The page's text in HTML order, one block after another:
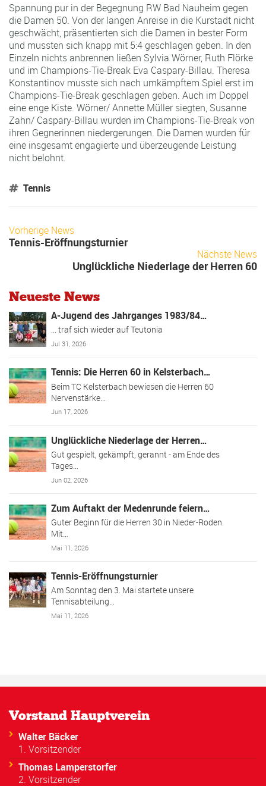
Spannung pur in der Begegnung RW Bad Nauheim gegen
die Damen 50. Von der langen Anreise in die Kurstadt nicht
geschwächt, präsentierten sich die Damen in bester Form
und mussten sich knapp mit 5:4 geschlagen geben. In den
Einzeln nichts anbrennen ließen Sylvia Wörner, Ruth Flörke
und im Champions-Tie-Break Eva Caspary-Billau. Theresa
Konstantinov musste sich nach umkämpftem Spiel erst im
Champions-Tie-Break geschlagen geben. Auch im Doppel
eine enge Kiste. Wörner/ Annette Müller siegten, Susanne
Zahn/ Caspary-Billau wurden im Champions-Tie-Break von
ihren Gegnerinnen niedergerungen. Die Damen wurden für
eine insgesamt engagierte und überzeugende Leistung
nicht belohnt.
Tennis
Vorherige News
Tennis-Eröffnungsturnier
Nächste News
Unglückliche Niederlage der Herren 60
Neueste News
A-Jugend des Jahrganges 1983/84…
... traf sich wieder auf Teutonia
Jul 31, 2026
Tennis: Die Herren 60 in Kelsterbach…
Beim TC Kelsterbach bewiesen die Herren 60
Nervenstärke…
Jun 17, 2026
Unglückliche Niederlage der Herren…
Gut gespielt, gekämpft, gerannt - am Ende des
Tages…
Jun 02, 2026
Zum Auftakt der Medenrunde feiern…
Guter Beginn für die Herren 30 in Nieder-Roden.
Mit…
Mai 11, 2026
Tennis-Eröffnungsturnier
Am Sonntag den 3. Mai startete unsere
Tennisabteilung…
Mai 11, 2026
Vorstand Hauptverein
Walter Bäcker
1. Vorsitzender
Thomas Lamperstorfer
2. Vorsitzender